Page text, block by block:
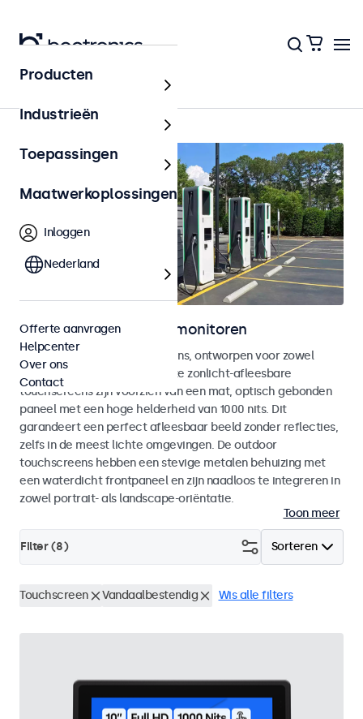
Home
Outdoor touchscreen monitoren
Weersbestendige touchscreens, ontworpen voor zowel
binnen- als buitengebruik. Deze zonlicht-afleesbare
touchscreens zijn voorzien van een mat, optisch gebonden
paneel met een hoge helderheid van 1000 nits. Dit
garandeert een perfect afleesbaar beeld zonder reflecties,
zelfs in de meest lichte omgevingen. De outdoor
touchscreens hebben een stevige metalen behuizing met
een waterdicht frontpaneel en zijn naadloos te integreren in
zowel portrait- als landscape-oriëntatie.
Toon meer
Sorteren
Filter (8)
Touchscreen Vandaalbestendig Wis alle filters
Producten
Industrieën
Toepassingen
Maatwerkoplossingen
Inloggen
Nederland
Offerte aanvragen
Helpcenter
Over ons
Contact